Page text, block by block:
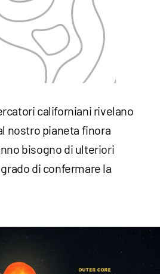
californiani rivelano
nostro pianeta finora
bisogno di ulteriori
di confermare la